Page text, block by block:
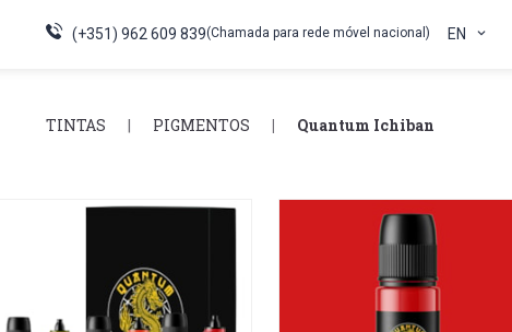
(+351) 962 609 839(Chamada para rede móvel nacional) EN
TINTAS PIGMENTOS Quantum Ichiban